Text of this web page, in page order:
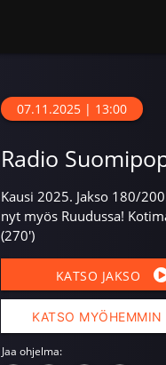
07.11.2025 | 13:00
Radio
Kausi 2025. Jakso 180/
nyt myös Ruudussa!
(270')
KATSO JAKSO
KATSO MYÖHEMMIN
Jaa ohjelma: